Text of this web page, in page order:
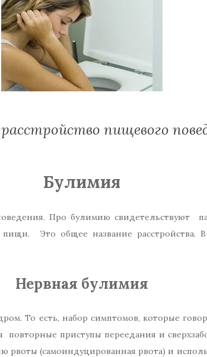
пищевого
Булимия
Про булимию свидетельствуют
Это общее название расстройства.
Нервная булимия
То есть, набор симптомов, которые
приступы переедания и
рвоты (самоиндуцированная рвота) и